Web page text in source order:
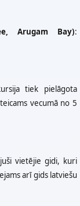
Arugam Bay):
tiek pielāgota
vecumā no 5
vietējie gidi, kuri
arī gids latviešu